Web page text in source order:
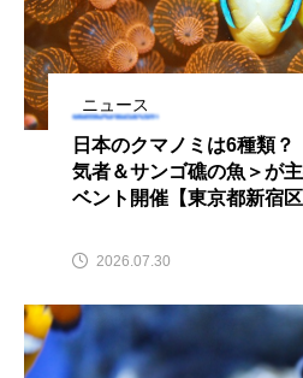
アサヒガニ アザアシ
アッキガイ
アブラボテ アマガエル
アンコウ イカ イ
ニュース
日本のクマノミは6種類？
気者＆サンゴ礁の魚＞が
ベント開催【東京都新宿区
2026.07.30